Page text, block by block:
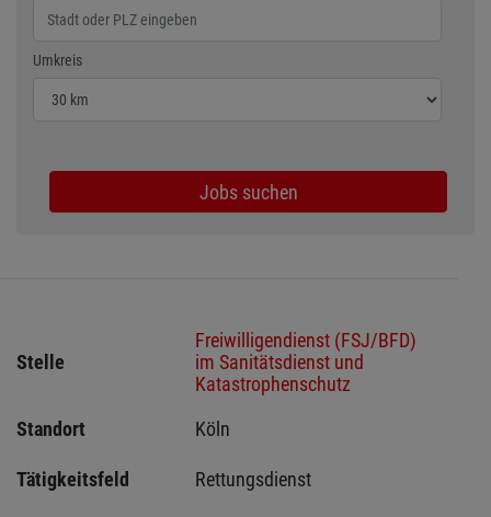
Umkreis
Wählen Sie den Umkreis für die Jobsuche
Jobs suchen
Stelle
Freiwilligendienst (FSJ/BFD)
im Sanitätsdienst und
Katastrophenschutz
Standort
Köln
Tätigkeitsfeld Rettungsdienst